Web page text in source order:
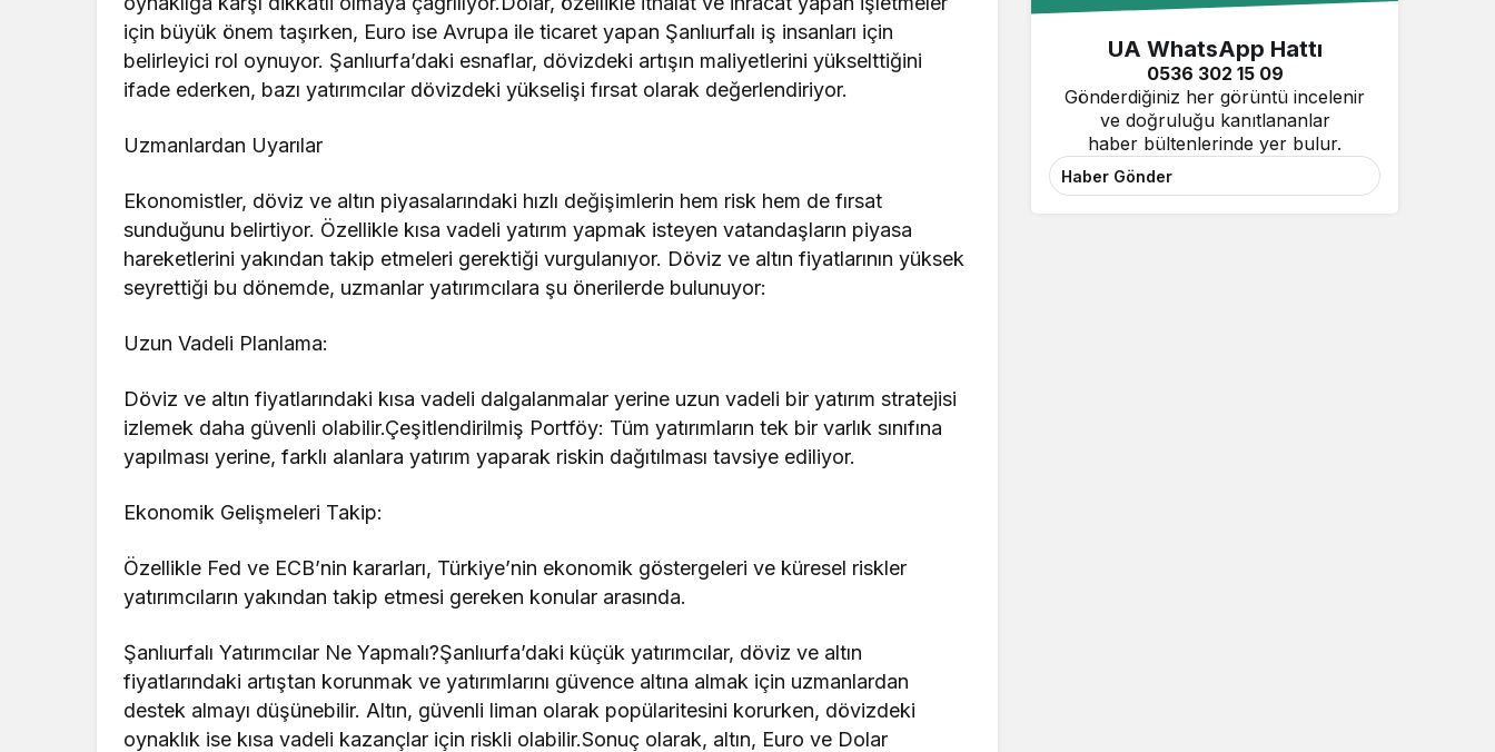
için büyük önem taşırken, Euro ise Avrupa ile ticaret yapan Şanlıurfalı iş insanları için
belirleyici rol oynuyor. Şanlıurfa’daki esnaflar, dövizdeki artışın maliyetlerini yükselttiğini
ifade ederken, bazı yatırımcılar dövizdeki yükselişi fırsat olarak değerlendiriyor.
Uzmanlardan Uyarılar
Ekonomistler, döviz ve altın piyasalarındaki hızlı değişimlerin hem risk hem de fırsat
sunduğunu belirtiyor. Özellikle kısa vadeli yatırım yapmak isteyen vatandaşların piyasa
hareketlerini yakından takip etmeleri gerektiği vurgulanıyor. Döviz ve altın fiyatlarının yüksek
seyrettiği bu dönemde, uzmanlar yatırımcılara şu önerilerde bulunuyor:
Uzun Vadeli Planlama:
Döviz ve altın fiyatlarındaki kısa vadeli dalgalanmalar yerine uzun vadeli bir yatırım stratejisi
izlemek daha güvenli olabilir.Çeşitlendirilmiş Portföy: Tüm yatırımların tek bir varlık sınıfına
yapılması yerine, farklı alanlara yatırım yaparak riskin dağıtılması tavsiye ediliyor.
Ekonomik Gelişmeleri Takip:
Özellikle Fed ve ECB’nin kararları, Türkiye’nin ekonomik göstergeleri ve küresel riskler
yatırımcıların yakından takip etmesi gereken konular arasında.
Şanlıurfalı Yatırımcılar Ne Yapmalı?Şanlıurfa’daki küçük yatırımcılar, döviz ve altın
fiyatlarındaki artıştan korunmak ve yatırımlarını güvence altına almak için uzmanlardan
destek almayı düşünebilir. Altın, güvenli liman olarak popülaritesini korurken, dövizdeki
oynaklık ise kısa vadeli kazançlar için riskli olabilir.Sonuç olarak, altın, Euro ve Dolar
UA WhatsApp Hattı
0536 302 15 09
Gönderdiğiniz her görüntü incelenir
ve doğruluğu kanıtlananlar
haber bültenlerinde yer bulur.
Haber Gönder